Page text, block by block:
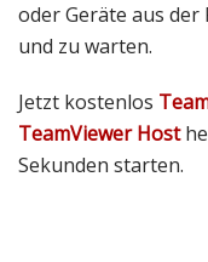
oder Geräte aus
und zu warten.
Jetzt kostenlos
TeamViewer Host
Sekunden starten.